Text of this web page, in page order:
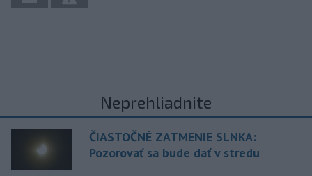
Neprehliadnite
ČIASTOČNÉ ZATMENIE SLNKA:
Pozorovať sa bude dať v stredu